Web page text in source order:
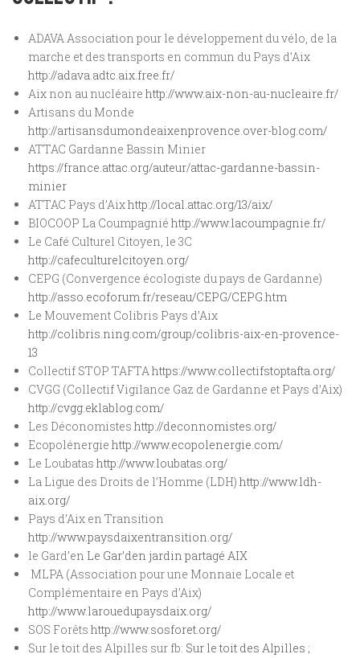
ADAVA Association pour le développement du vélo, de la
marche et des transports en commun du Pays d’Aix
http://adava.adtc.aix.free.fr/
Aix non au nucléaire http://www.aix-non-au-nucleaire.fr/
Artisans du Monde
http://artisansdumondeaixenprovence.over-blog.com/
ATTAC Gardanne Bassin Minier
https://france.attac.org/auteur/attac-gardanne-bassin-
minier
ATTAC Pays d’Aixhttp://local.attac.org/13/aix/
BIOCOOP La Coumpagnié http://www.lacoumpagnie.fr/
Le Café Culturel Citoyen, le 3C
http://cafeculturelcitoyen.org/
CEPG (Convergence écologiste du pays de Gardanne)
http://asso.ecoforum.fr/reseau/CEPG/CEPG.htm
Le Mouvement Colibris Pays d’Aix
http://colibris.ning.com/group/colibris-aix-en-provence-
13
Collectif STOP TAFTAhttps://www.collectifstoptafta.org/
CVGG (Collectif Vigilance Gaz de Gardanne et Pays d’Aix)
http://cvgg.eklablog.com/
Les Déconomistes http://deconnomistes.org/
Ecopolénergie http://www.ecopolenergie.com/
Le Loubatas http://www.loubatas.org/
La Ligue des Droits de l’Homme (LDH) http://www.ldh-
aix.org/
Pays d’Aix en Transition
http://www.paysdaixentransition.org/
le Gard’en Le Gar’den jardin partagé AIX
MLPA (Association pour une Monnaie Locale et
Complémentaire en Pays d’Aix)
http://www.larouedupaysdaix.org/
SOS Forêts http://www.sosforet.org/
Sur le toit des Alpilles sur fb: Sur le toit des Alpilles ;